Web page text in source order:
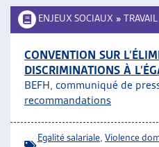
ENJEUX SOCIAUX » TRAVAIL
CONVENTION SUR
DISCRIMINATIONS À
BEFH, communiqué de
recommandations
Egalité salariale Violence